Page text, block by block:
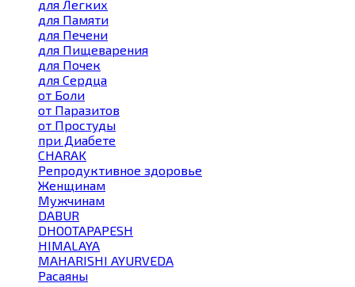
для Легких
для Памяти
для Печени
для Пищеварения
для Почек
для Сердца
от Боли
от Паразитов
от Простуды
при Диабете
CHARAK
Репродуктивное здоровье
Женщинам
Мужчинам
DABUR
DHOOTAPAPESH
HIMALAYA
MAHARISHI AYURVEDA
Расаяны